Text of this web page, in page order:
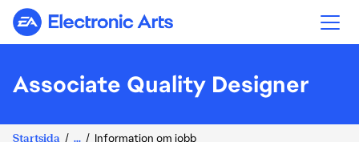
Electronic Arts
Associate Quality Designer
Startsida ... Information om jobb